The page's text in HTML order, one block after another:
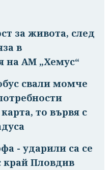
за живота, след
в
на АМ „Хемус“
свали момче
то вървя с
- ударили са се
Пловдив